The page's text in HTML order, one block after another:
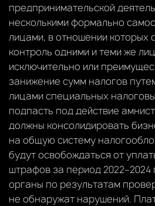
предпринимательской
несколькими формально
лицами, в отношении которых
контроль одними и теми же
исключительно или
занижение сумм налогов
лицами специальных
подпасть под действие
должны консолидировать
на общую систему
будут освобождаться от
штрафов за период 2022–2024
органы по результатам
не обнаружат нарушений.